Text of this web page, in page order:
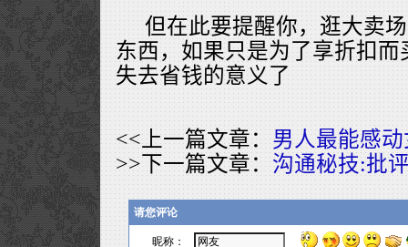
但在此要提醒你，逛大卖
东西，如果只是为了享折扣
失去省钱的意义了
<<上一篇文章：男人最能感
>>下一篇文章：沟通秘技:批